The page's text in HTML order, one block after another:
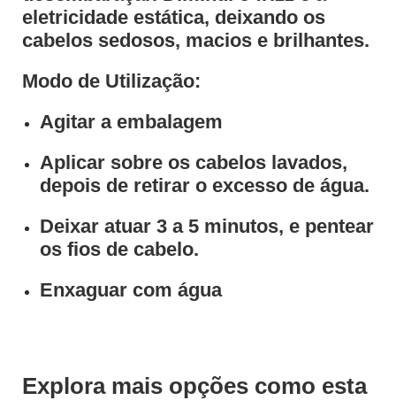
eletricidade estática, deixando os
cabelos sedosos, macios e brilhantes.
Modo de Utilização:
Agitar a embalagem
Aplicar sobre os cabelos lavados,
depois de retirar o excesso de água.
Deixar atuar 3 a 5 minutos, e pentear
os fios de cabelo.
Enxaguar com água
Explora mais opções como esta